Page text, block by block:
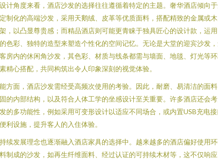
计角度来看，酒店沙发的选择往往遵循着特定的主题。奢华酒店倾向
制化的高端沙发，采用天鹅绒、皮革等优质面料，搭配精致的金属或
，以凸显尊贵感；而精品酒店则可能更青睐于独具匠心的设计款，运
色彩、独特的造型来塑造个性化的空间记忆。无论是大堂的迎宾沙发
房内的休闲角沙发，其色彩、材质与线条都需与墙面、地毯、灯光等
精心搭配，共同构筑出令人印象深刻的视觉体验。
方面，酒店沙发需经受高频次使用的考验。因此，耐磨、易清洁的面
的内部结构，以及符合人体工学的坐感设计至关重要。许多酒店还会
的多功能性，例如采用可变形设计以适应不同场合，或内置USB充电
利设施，提升客人的入住体验。
续发展理念也逐渐融入酒店家具的选择中。越来越多的酒店偏好使用
制成的沙发，如再生纤维面料、经过认证的可持续木材等，这不仅响